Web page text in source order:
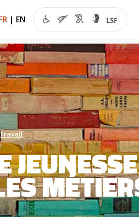
| EN
Travail